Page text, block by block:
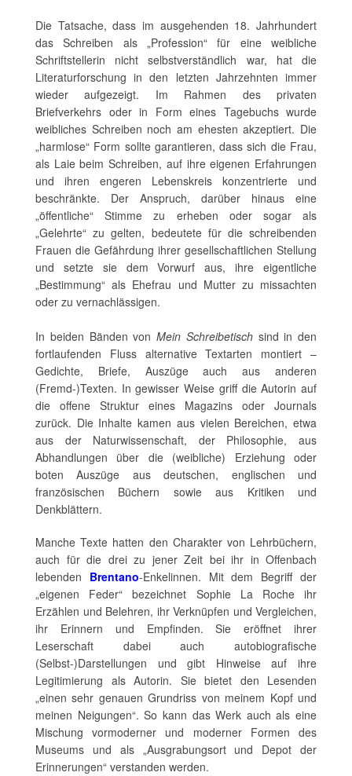
Die Tatsache, dass im ausgehenden 18. Jahrhundert
das Schreiben als „Profession“ für eine weibliche
Schriftstellerin nicht selbstverständlich war, hat die
Literaturforschung in den letzten Jahrzehnten immer
wieder aufgezeigt. Im Rahmen des privaten
Briefverkehrs oder in Form eines Tagebuchs wurde
weibliches Schreiben noch am ehesten akzeptiert. Die
„harmlose“ Form sollte garantieren, dass sich die Frau,
als Laie beim Schreiben, auf ihre eigenen Erfahrungen
und ihren engeren Lebenskreis konzentrierte und
beschränkte. Der Anspruch, darüber hinaus eine
„öffentliche“ Stimme zu erheben oder sogar als
„Gelehrte“ zu gelten, bedeutete für die schreibenden
Frauen die Gefährdung ihrer gesellschaftlichen Stellung
und setzte sie dem Vorwurf aus, ihre eigentliche
„Bestimmung“ als Ehefrau und Mutter zu missachten
oder zu vernachlässigen.
In beiden Bänden von Mein Schreibetischsind in den
fortlaufenden Fluss alternative Textarten montiert –
Gedichte, Briefe, Auszüge auch aus anderen
(Fremd-)Texten. In gewisser Weise griff die Autorin auf
die offene Struktur eines Magazins oder Journals
zurück. Die Inhalte kamen aus vielen Bereichen, etwa
aus der Naturwissenschaft, der Philosophie, aus
Abhandlungen über die (weibliche) Erziehung oder
boten Auszüge aus deutschen, englischen und
französischen Büchern sowie aus Kritiken und
Denkblättern.
Manche Texte hatten den Charakter von Lehrbüchern,
auch für die drei zu jener Zeit bei ihr in Offenbach
lebenden Brentano-Enkelinnen. Mit dem Begriff der
„eigenen Feder“ bezeichnet Sophie La Roche ihr
Erzählen und Belehren, ihr Verknüpfen und Vergleichen,
ihr Erinnern und Empfinden. Sie eröffnet ihrer
Leserschaft dabei auch autobiografische
(Selbst-)Darstellungen und gibt Hinweise auf ihre
Legitimierung als Autorin. Sie bietet den Lesenden
„einen sehr genauen Grundriss von meinem Kopf und
meinen Neigungen“. So kann das Werk auch als eine
Mischung vormoderner und moderner Formen des
Museums und als „Ausgrabungsort und Depot der
Erinnerungen“ verstanden werden.